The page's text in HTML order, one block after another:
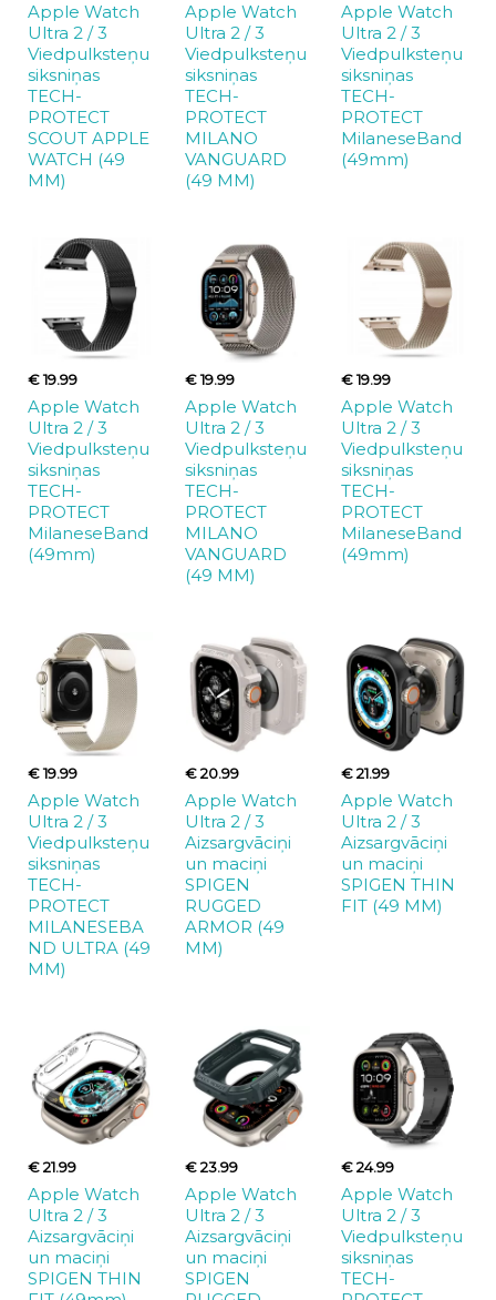
Apple Watch
Ultra 2 / 3
Viedpulksteņu
siksniņas
TECH-
PROTECT
SCOUT APPLE
WATCH (49
MM)
Apple Watch
Ultra 2 / 3
Viedpulksteņu
siksniņas
TECH-
PROTECT
MILANO
VANGUARD
(49 MM)
Apple Watch
Ultra 2 / 3
Viedpulksteņu
siksniņas
TECH-
PROTECT
MilaneseBand
(49mm)
€ 19.99
Apple Watch
Ultra 2 / 3
Viedpulksteņu
siksniņas
TECH-
PROTECT
MilaneseBand
(49mm)
€ 19.99
Apple Watch
Ultra 2 / 3
Viedpulksteņu
siksniņas
TECH-
PROTECT
MILANO
VANGUARD
(49 MM)
€ 19.99
Apple Watch
Ultra 2 / 3
Viedpulksteņu
siksniņas
TECH-
PROTECT
MilaneseBand
(49mm)
€ 19.99
Apple Watch
Ultra 2 / 3
Viedpulksteņu
siksniņas
TECH-
PROTECT
MILANESEBA
ND ULTRA (49
MM)
€ 20.99
Apple Watch
Ultra 2 / 3
Aizsargvāciņi
un maciņi
SPIGEN
RUGGED
ARMOR (49
MM)
€ 21.99
Apple Watch
Ultra 2 / 3
Aizsargvāciņi
un maciņi
SPIGEN THIN
FIT (49 MM)
€ 21.99
Apple Watch
Ultra 2 / 3
Aizsargvāciņi
un maciņi
SPIGEN THIN
€ 23.99
Apple Watch
Ultra 2 / 3
Aizsargvāciņi
un maciņi
SPIGEN
€ 24.99
Apple Watch
Ultra 2 / 3
Viedpulksteņu
siksniņas
TECH-